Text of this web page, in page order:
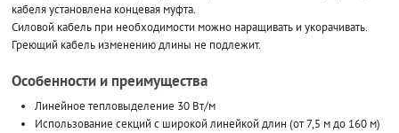
кабеля установлена концевая муфта.
Силовой кабель при необходимости можно наращивать и укорачивать.
Греющий кабель изменению длины не подлежит.
Особенности и преимущества
Линейное тепловыделение 30 Вт/м
Использование секций с широкой линейкой длин (от 7,5 м до 160 м)